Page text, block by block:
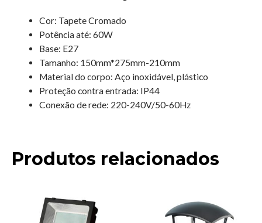
Cor: Tapete Cromado
Potência até: 60W
Base: E27
Tamanho: 150mm*275mm-210mm
Material do corpo: Aço inoxidável, plástico
Proteção contra entrada: IP44
Conexão de rede: 220-240V/50-60Hz
Produtos relacionados